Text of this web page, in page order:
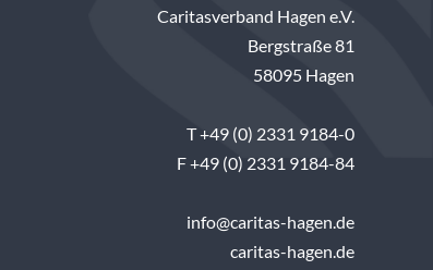
Caritasverband Hagen e.V.
Bergstraße 81
58095 Hagen
T +49 (0) 2331 9184-0
F +49 (0) 2331 9184-84
info@caritas-hagen.de
caritas-hagen.de